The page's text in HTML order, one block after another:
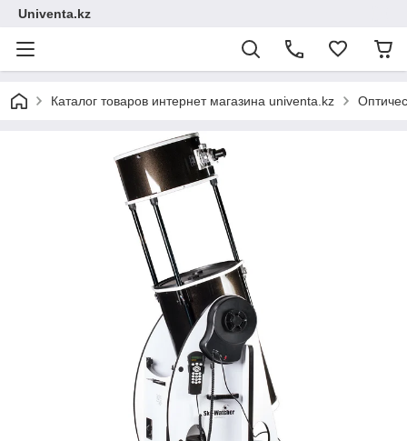
Univenta.kz
Каталог товаров интернет магазина univenta.kz